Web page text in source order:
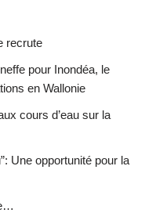
recrute
pour Inondéa, le
en Wallonie
cours d’eau sur la
Une opportunité pour la